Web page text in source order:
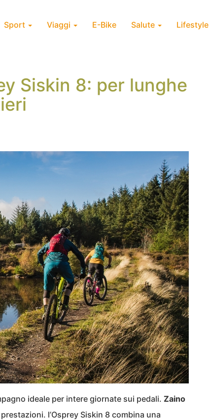
Sport Viaggi E-Bike Salute Lifestyle
Siskin 8: per lunghe
ideale per intere giornate sui pedali. Zaino
l’Osprey Siskin 8 combina una